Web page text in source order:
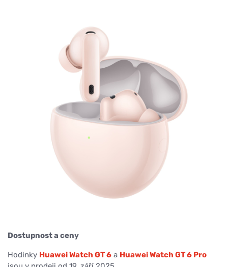
Dostupnost a ceny
Hodinky Huawei Watch GT 6 a Huawei Watch GT 6 Pro